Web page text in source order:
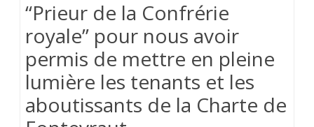
“Prieur de la Confrérie
royale” pour nous avoir
permis de mettre en pleine
lumière les tenants et les
aboutissants de la Charte de